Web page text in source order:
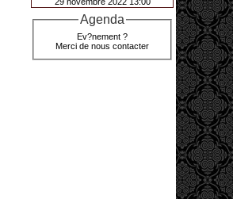
10-01-2026|
Au « Kasino » de Fréhel, une
vacancière a décroché le jackpot
Agenda
Ev?nement ?
Merci de nous contacter